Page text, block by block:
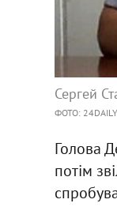
Сергей
ФОТО:
Голова
потім